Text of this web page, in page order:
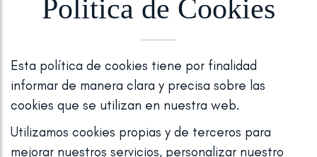
Politica de Cookies
Esta política de cookies tiene por finalidad
informar de manera clara y precisa sobre las
cookies que se utilizan en nuestra web.
Utilizamos cookies propias y de terceros para
mejorar nuestros servicios, personalizar nuestro